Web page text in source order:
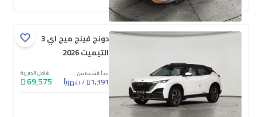
دونج فينج ميج اي 3
التيميت 2026
يبدأ القسط من
1,391
/شهرياً
شامل الضريبة
69,575
جديدة